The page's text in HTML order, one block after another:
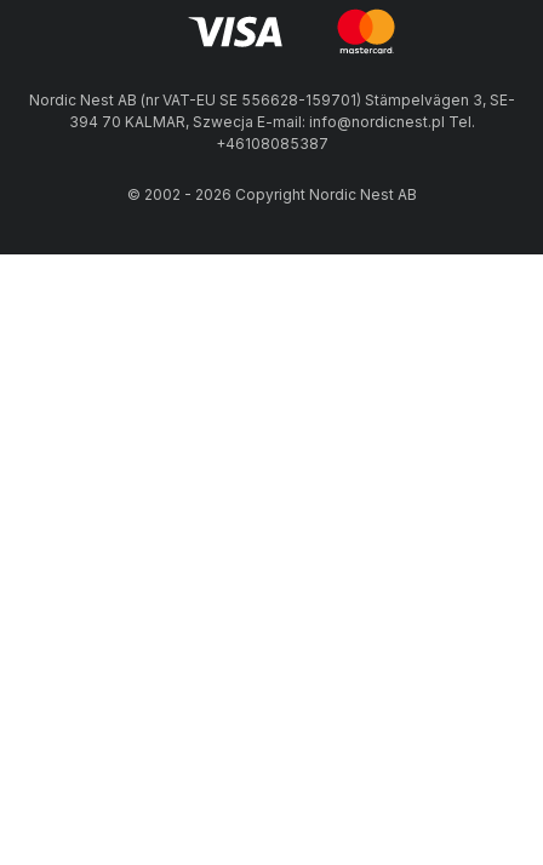
Nordic Nest AB (nr VAT-EU SE 556628-159701) Stämpelvägen 3, SE-
394 70 KALMAR, Szwecja E-mail: info@nordicnest.pl Tel.
+46108085387
© 2002 - 2026 Copyright Nordic Nest AB